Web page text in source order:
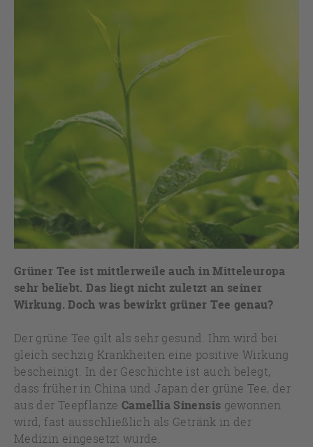
Grüner Tee ist mittlerweile auch in Mitteleuropa
sehr beliebt. Das liegt nicht zuletzt an seiner
Wirkung. Doch was bewirkt grüner Tee genau?
Der grüne Tee gilt als sehr gesund. Ihm wird bei
gleich sechzig Krankheiten eine positive Wirkung
bescheinigt. In der Geschichte ist auch belegt,
dass früher in China und Japan der grüne Tee, der
aus der Teepflanze Camellia Sinensis gewonnen
wird, fast ausschließlich als Getränk in der
Medizin eingesetzt wurde.